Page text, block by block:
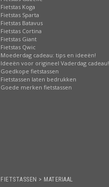
Fietstas Koga
Fietstas Sparta
Fietstas Batavus
Fietstas Cortina
Fietstas Giant
Fietstas Qwic
Moederdag cadeau: tips en ideeën!
Ideeën voor origineel Vaderdag cadeau!
Goedkope fietstassen
Fietstassen laten bedrukken
Goede merken fietstassen
FIETSTASSEN > MATERIAAL